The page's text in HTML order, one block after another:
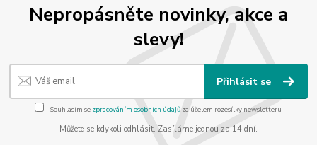
Nepropásněte novinky, akce a
slevy!
Přihlásit se
Souhlasím se zpracováním osobních údajůza účelem rozesílky newsletteru.
Můžete se kdykoli odhlásit. Zasíláme jednou za 14 dní.